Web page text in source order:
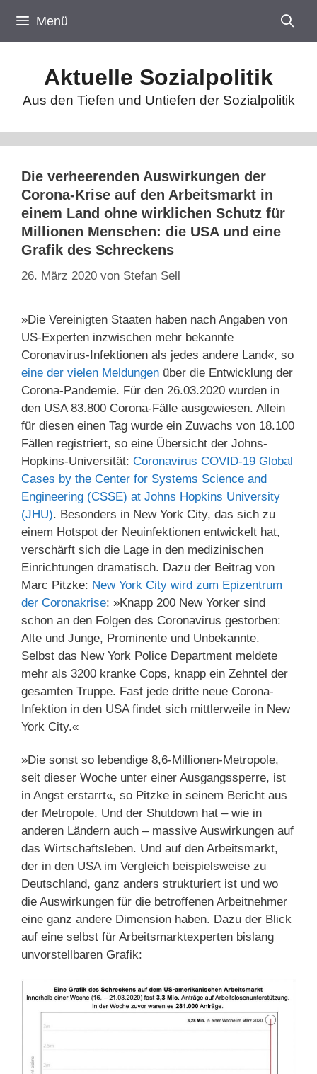
Inhalt
springen
Menü
Aktuelle Sozialpolitik
Aus den Tiefen und Untiefen der Sozialpolitik
Die verheerenden Auswirkungen der
Corona-Krise auf den Arbeitsmarkt in
einem Land ohne wirklichen Schutz für
Millionen Menschen: die USA und eine
Grafik des Schreckens
26. März 2020 von Stefan Sell
»Die Vereinigten Staaten haben nach Angaben von
US-Experten inzwischen mehr bekannte
Coronavirus-Infektionen als jedes andere Land«, so
eine der vielen Meldungen über die Entwicklung der
Corona-Pandemie. Für den 26.03.2020 wurden in
den USA 83.800 Corona-Fälle ausgewiesen. Allein
für diesen einen Tag wurde ein Zuwachs von 18.100
Fällen registriert, so eine Übersicht der Johns-
Hopkins-Universität: Coronavirus COVID-19 Global
Cases by the Center for Systems Science and
Engineering (CSSE) at Johns Hopkins University
(JHU). Besonders in New York City, das sich zu
einem Hotspot der Neuinfektionen entwickelt hat,
verschärft sich die Lage in den medizinischen
Einrichtungen dramatisch. Dazu der Beitrag von
Marc Pitzke: New York City wird zum Epizentrum
der Coronakrise: »Knapp 200 New Yorker sind
schon an den Folgen des Coronavirus gestorben:
Alte und Junge, Prominente und Unbekannte.
Selbst das New York Police Department meldete
mehr als 3200 kranke Cops, knapp ein Zehntel der
gesamten Truppe. Fast jede dritte neue Corona-
Infektion in den USA findet sich mittlerweile in New
York City.«
»Die sonst so lebendige 8,6-Millionen-Metropole,
seit dieser Woche unter einer Ausgangssperre, ist
in Angst erstarrt«, so Pitzke in seinem Bericht aus
der Metropole. Und der Shutdown hat – wie in
anderen Ländern auch – massive Auswirkungen auf
das Wirtschaftsleben. Und auf den Arbeitsmarkt,
der in den USA im Vergleich beispielsweise zu
Deutschland, ganz anders strukturiert ist und wo
die Auswirkungen für die betroffenen Arbeitnehmer
eine ganz andere Dimension haben. Dazu der Blick
auf eine selbst für Arbeitsmarktexperten bislang
unvorstellbaren Grafik: